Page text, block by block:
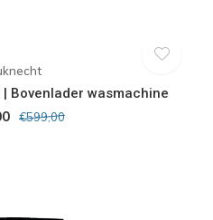
| Bovenlader wasmachine
€599,00